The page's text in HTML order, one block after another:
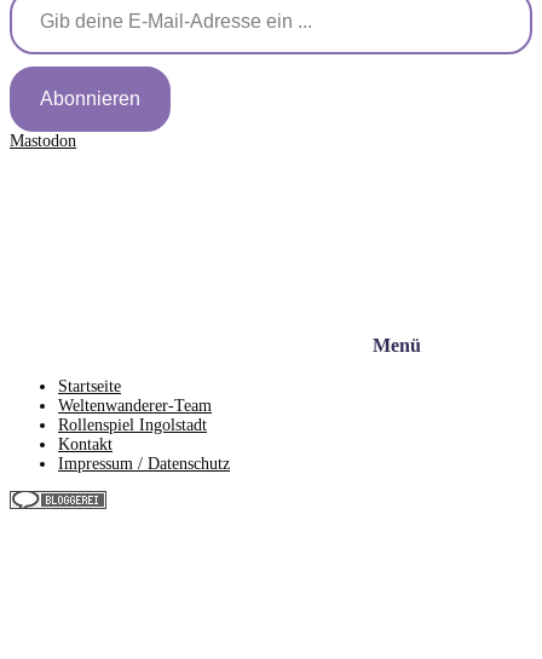
Abonnieren
Mastodon
Menü
Startseite
Weltenwanderer-Team
Rollenspiel Ingolstadt
Kontakt
Impressum / Datenschutz